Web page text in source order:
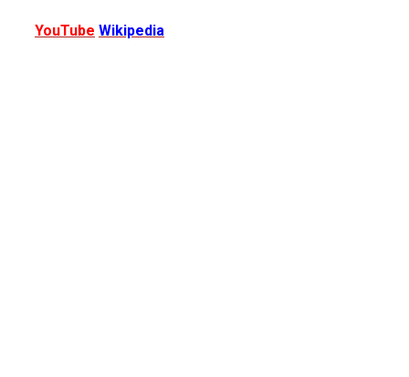
YouTube Wikipedia